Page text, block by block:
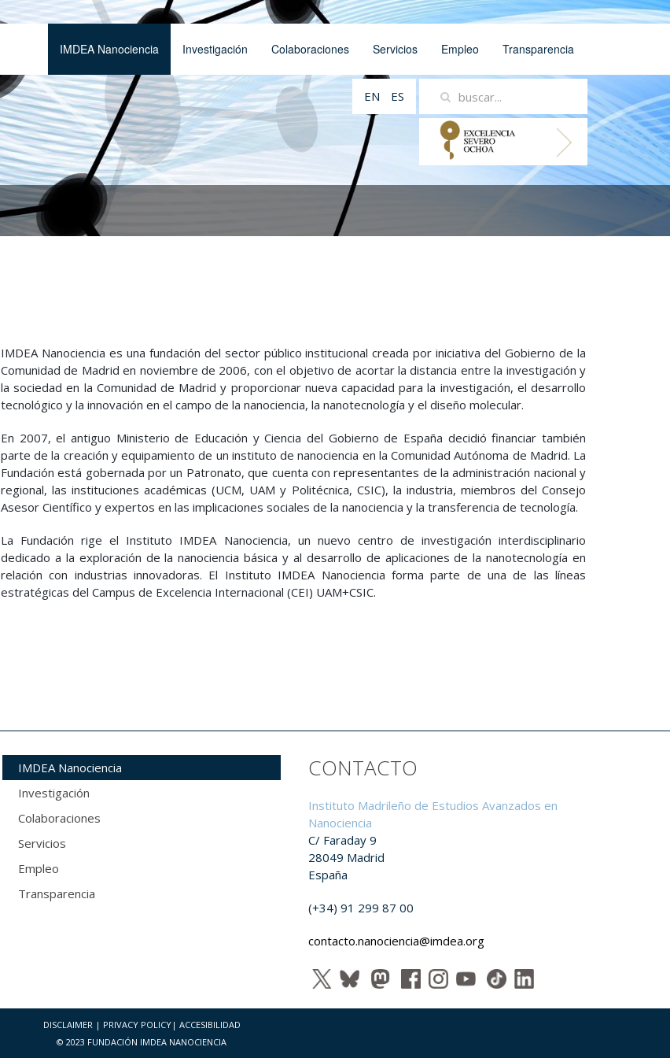
IMDEA Nanociencia Investigación Colaboraciones Servicios Empleo Transparencia
EN ES
IMDEA Nanociencia es una fundación del sector público institucional creada por iniciativa del Gobierno de la
Comunidad de Madrid en noviembre de 2006, con el objetivo de acortar la distancia entre la investigación y
la sociedad en la Comunidad de Madrid y proporcionar nueva capacidad para la investigación, el desarrollo
tecnológico y la innovación en el campo de la nanociencia, la nanotecnología y el diseño molecular.
En 2007, el antiguo Ministerio de Educación y Ciencia del Gobierno de España decidió financiar también
parte de la creación y equipamiento de un instituto de nanociencia en la Comunidad Autónoma de Madrid. La
Fundación está gobernada por un Patronato, que cuenta con representantes de la administración nacional y
regional, las instituciones académicas (UCM, UAM y Politécnica, CSIC), la industria, miembros del Consejo
Asesor Científico y expertos en las implicaciones sociales de la nanociencia y la transferencia de tecnología.
La Fundación rige el Instituto IMDEA Nanociencia, un nuevo centro de investigación interdisciplinario
dedicado a la exploración de la nanociencia básica y al desarrollo de aplicaciones de la nanotecnología en
relación con industrias innovadoras. El Instituto IMDEA Nanociencia forma parte de una de las líneas
estratégicas del Campus de Excelencia Internacional (CEI) UAM+CSIC.
IMDEA Nanociencia
Investigación
Colaboraciones
Servicios
Empleo
Transparencia
CONTACTO
Instituto Madrileño de Estudios Avanzados en
Nanociencia
C/ Faraday 9
28049 Madrid
España
(+34) 91 299 87 00
contacto.nanociencia@imdea.org
DISCLAIMER| PRIVACY POLICY| ACCESIBILIDAD
© 2023 FUNDACIÓN IMDEA NANOCIENCIA